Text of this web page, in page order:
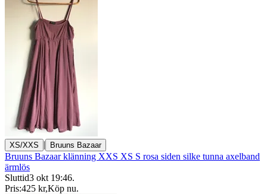
XS/XXS | Bruuns Bazaar
Bruuns Bazaar klänning XXS XS S rosa siden silke tunna axelband
ärmlös
Sluttid3 okt 19:46.
Pris:425 kr,Köp nu.